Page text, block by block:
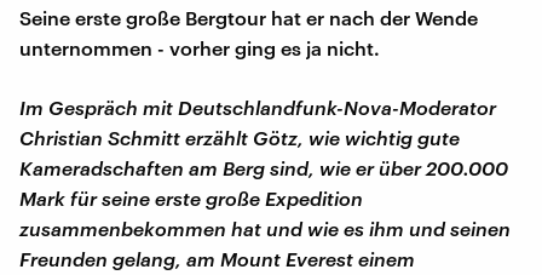
Seine erste große Bergtour hat er nach der Wende
unternommen - vorher ging es ja nicht.
Im Gespräch mit Deutschlandfunk-Nova-Moderator
Christian Schmitt erzählt Götz, wie wichtig gute
Kameradschaften am Berg sind, wie er über 200.000
Mark für seine erste große Expedition
zusammenbekommen hat und wie es ihm und seinen
Freunden gelang, am Mount Everest einem